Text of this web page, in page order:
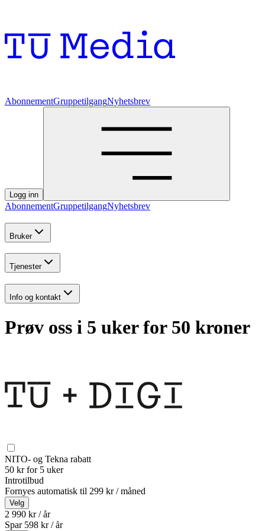
AbonnementGruppetilgangNyhetsbrev
Logg inn
AbonnementGruppetilgangNyhetsbrev
Bruker
Tjenester
Info og kontakt
Prøv oss i 5 uker for 50 kroner
NITO- og Tekna rabatt
50 kr for 5 uker
Introtilbud
Fornyes automatisk til 299 kr / måned
Velg
2 990 kr / år
Spar 598 kr /år